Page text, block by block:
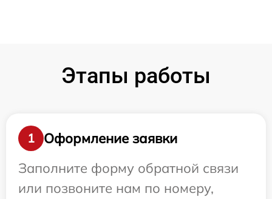
Этапы работы
1
Оформление заявки
Заполните форму обратной связи
или позвоните нам по номеру,